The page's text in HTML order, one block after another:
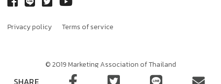
SHARE
Privacy policy Terms of service
© 2019 Marketing Association of Thailand
Terms of Service
นโยบายคุ้มครองข้อมูลส่วนบุคคล